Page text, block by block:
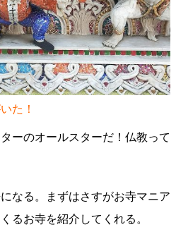
た！
ーのオールスターだ！仏教って
なる。まずはさすがお寺マニア
るお寺を紹介してくれる。